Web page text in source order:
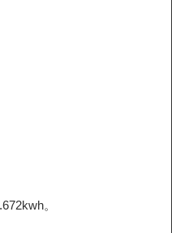
。